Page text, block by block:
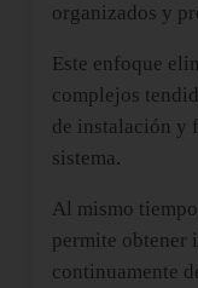
organizados y
Este enfoque
complejos
de instalación y
sistema.
Al mismo
permite obtener
continuamente